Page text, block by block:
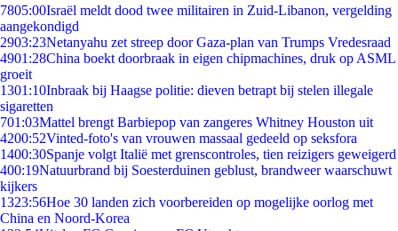
7805:00Israël meldt dood twee militairen in Zuid-Libanon, vergelding
aangekondigd
2903:23Netanyahu zet streep door Gaza-plan van Trumps Vredesraad
4901:28China boekt doorbraak in eigen chipmachines, druk op ASML
groeit
1301:10Inbraak bij Haagse politie: dieven betrapt bij stelen illegale
sigaretten
701:03Mattel brengt Barbiepop van zangeres Whitney Houston uit
4200:52Vinted-foto's van vrouwen massaal gedeeld op seksfora
1400:30Spanje volgt Italië met grenscontroles, tien reizigers geweigerd
400:19Natuurbrand bij Soesterduinen geblust, brandweer waarschuwt
kijkers
1323:56Hoe 30 landen zich voorbereiden op mogelijke oorlog met
China en Noord-Korea